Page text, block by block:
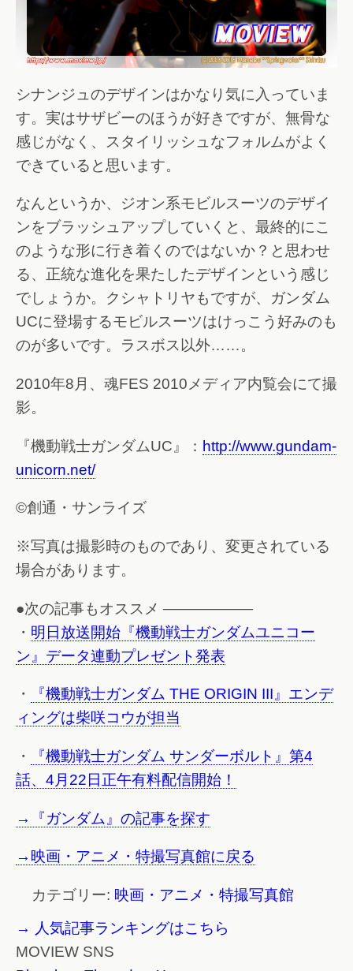
シナンジュのデザインはかなり気に入っていま
す。実はサザビーのほうが好きですが、無骨な
感じがなく、スタイリッシュなフォルムがよく
できていると思います。
なんというか、ジオン系モビルスーツのデザイ
ンをブラッシュアップしていくと、最終的にこ
のような形に行き着くのではないか？と思わせ
る、正統な進化を果たしたデザインという感じ
でしょうか。クシャトリヤもですが、ガンダム
UCに登場するモビルスーツはけっこう好みのも
のが多いです。ラスボス以外……。
2010年8月、魂FES 2010メディア内覧会にて撮
影。
『機動戦士ガンダムUC』： http://www.gundam-
unicorn.net/
©創通・サンライズ
※写真は撮影時のものであり、変更されている
場合があります。
●次の記事もオススメ ——————
・ 明日放送開始『機動戦士ガンダムユニコー
ン』データ連動プレゼント発表
・
『機動戦士ガンダム THE ORIGIN III』エンデ
ィングは柴咲コウが担当
・
『機動戦士ガンダム サンダーボルト』第4
話、4月22日正午有料配信開始！
→『ガンダム』の記事を探す
→映画・アニメ・特撮写真館に戻る
カテゴリー: 映画・アニメ・特撮写真館
→ 人気記事ランキングはこちら
MOVIEW SNS